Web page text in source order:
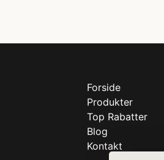
Forside
Produkter
Top Rabatter
Blog
Kontakt